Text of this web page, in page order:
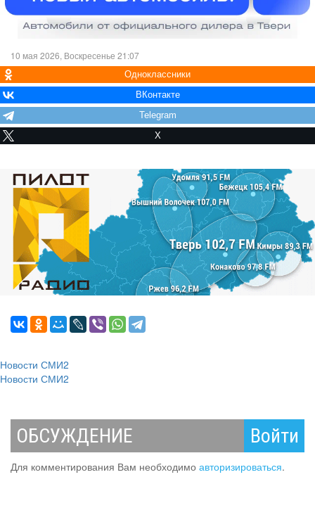
10 мая 2026, Воскресенье 21:07
Одноклассники
ВКонтакте
Telegram
X
Новости СМИ2
Новости СМИ2
ОБСУЖДЕНИЕ Войти
Для комментирования Вам необходимо авторизироваться.